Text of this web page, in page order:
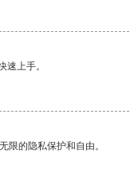
速上手。
限的隐私保护和自由。